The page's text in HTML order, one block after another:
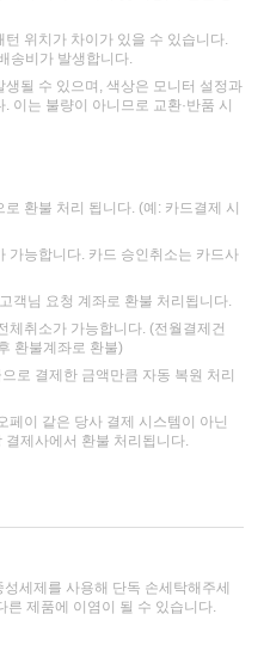
위치가 차이가 있을 수 있습니다.
송비가 발생합니다.
될 수 있으며, 색상은 모니터 설정과
이는 불량이 아니므로 교환·반품 시
환불 처리 됩니다. (예: 카드결제 시
가능합니다. 카드 승인취소는 카드사
객님 요청 계좌로 환불 처리됩니다.
체취소가 가능합니다. (전월결제건
환불계좌로 환불)
로 결제한 금액만큼 자동 복원 처리
페이 같은 당사 결제 시스템이 아닌
제사에서 환불 처리됩니다.
세제를 사용해 단독 손세탁해주세
른 제품에 이염이 될 수 있습니다.